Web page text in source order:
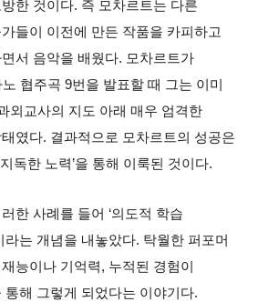
한 것이다. 즉 모차르트는 다른
들이 이전에 만든 작품을 카피하고
서 음악을 배웠다. 모차르트가
협주곡 9번을 발표할 때 그는 이미
외교사의 지도 아래 매우 엄격한
였다. 결과적으로 모차르트의 성공은
지독한 노력’을 통해 이룩된 것이다.
한 사례를 들어 ‘의도적 학습
라는 개념을 내놓았다. 탁월한 퍼포머
능이나 기억력, 누적된 경험이
통해 그렇게 되었다는 이야기다.